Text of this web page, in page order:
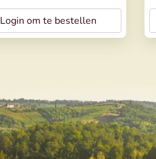
Login om te bestellen